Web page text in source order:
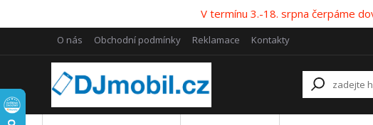
V termínu 3.-18. srpna čerpáme
O nás Obchodní podmínky Reklamace Kontakty